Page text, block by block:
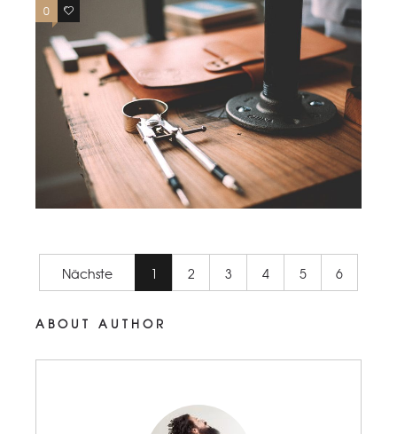
0 0
Nächste 1 2 3 4 5 6
ABOUT AUTHOR